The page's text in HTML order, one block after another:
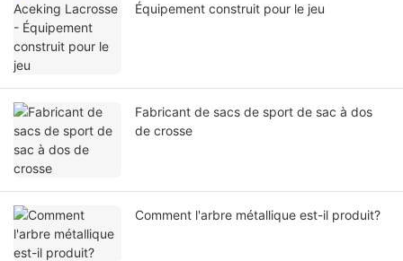
Équipement construit pour le jeu
Fabricant de sacs de sport de sac à dos
de crosse
Comment l'arbre métallique est-il produit?